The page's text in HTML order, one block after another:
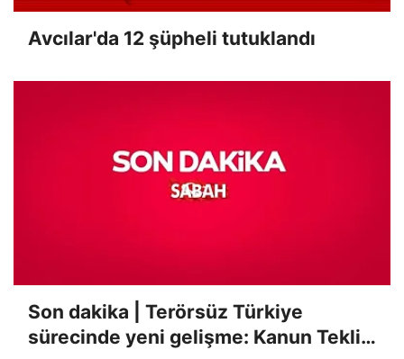
Avcılar'da 12 şüpheli tutuklandı
Son dakika | Terörsüz Türkiye
sürecinde yeni gelişme: Kanun Teklifi